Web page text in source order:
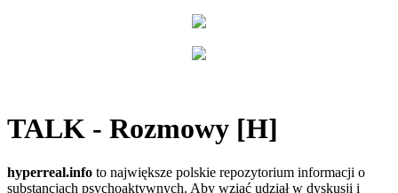
TALK - Rozmowy [H]
hyperreal.info to największe polskie repozytorium informacji o
substancjach psychoaktywnych. Aby wziąć udział w dyskusji i